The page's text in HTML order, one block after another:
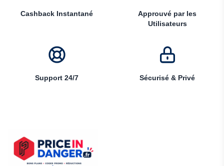
Cashback Instantané
Approuvé par les
Utilisateurs
Support 24/7 Sécurisé & Privé